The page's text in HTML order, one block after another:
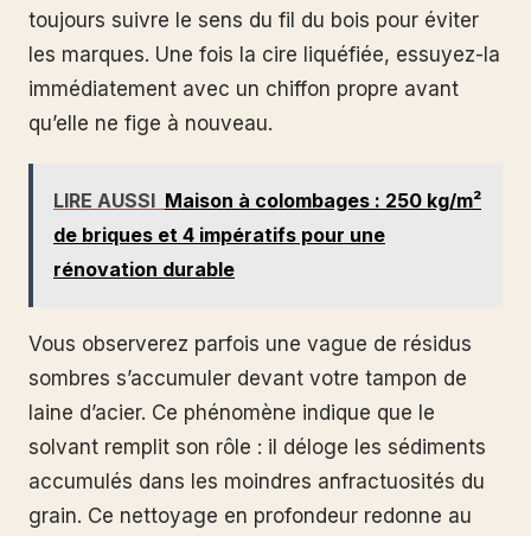
toujours suivre le sens du fil du bois pour éviter
les marques. Une fois la cire liquéfiée, essuyez-la
immédiatement avec un chiffon propre avant
qu’elle ne fige à nouveau.
LIRE AUSSI Maison à colombages : 250 kg/m²
de briques et 4 impératifs pour une
rénovation durable
Vous observerez parfois une vague de résidus
sombres s’accumuler devant votre tampon de
laine d’acier. Ce phénomène indique que le
solvant remplit son rôle : il déloge les sédiments
accumulés dans les moindres anfractuosités du
grain. Ce nettoyage en profondeur redonne au